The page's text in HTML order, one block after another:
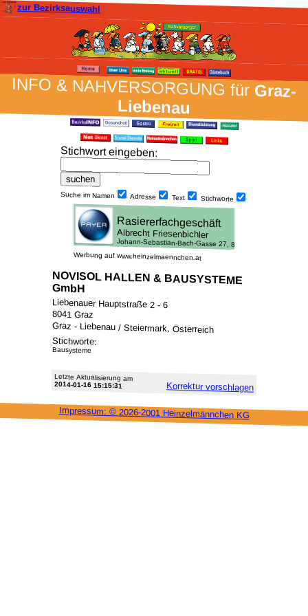
zur Bezirksauswahl
INFO & NAH­VER­SORG­UNG fürGraz-
Liebenau
Stich­wort ein­geben:
Suche im Namen Adresse Text Stich­worte
Werbung auf www.heinzelmaennchen.at
NOVISOL HALLEN & BAUSYSTEME
GmbH
Liebenauer Hauptstraße 2 - 6
8041 Graz
Graz - Liebenau / Steiermark, Österreich
Stichworte:
Bausysteme
Letzte Aktu­alisie­rung am
2014-01-16 15:15:31 Korrektur vor­schlagen
Impressum: © 2026-2001 Heinzel­männchen KG